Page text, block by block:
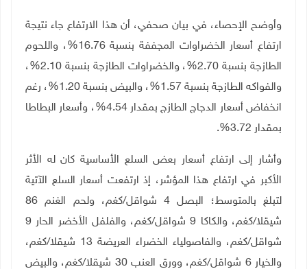
وأوضح الإحصاء، في بيان صحفي، أن هذا الارتفاع جاء نتيجة
ارتفاع أسعار الخضراوات المجففة بنسبة 16.76%، واللحوم
الطازجة بنسبة 2.70%، والخضراوات الطازجة بنسبة 2.10%،
والفواكه الطازجة بنسبة 1.57%، والبيض بنسبة 1.20%، رغم
انخفاض أسعار الدجاج الطازج بمقدار 4.54%، وأسعار البطاطا
بمقدار 3.72%.
وأشار إلى ارتفاع أسعار بعض السلع الأساسية كان له الأثر
الأكبر في ارتفاع هذا المؤشر، إذ ارتفعت أسعار السلع الآتية
لتبلغ بالمتوسط؛ البصل 4 شواقل/كغم، ولحم الغنم 86
شيقلا/كغم، والكاكا 9 شواقل/كغم، والفلفل الأخضر الحار 9
شواقل/كغم، والفاصولياء الخضراء العريضة 13 شيقلا/كغم،
والخيار 6 شواقل/كغم، وورق العنب 30 شيقلا/كغم، والبيض